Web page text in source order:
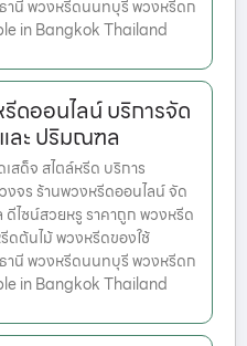
านี พวงหรีดนนทบุรี พวงหรีดก
in Bangkok Thailand
ดออนไลน์ บริการจัด
ละ ปริมณฑล
ด็จ สไตล์หรีด บริการ
จร ร้านพวงหรีดออนไลน์ จัด
ไซน์สวยหรู ราคาถูก พวงหรีด
ต้นไม้ พวงหรีดของใช้
านี พวงหรีดนนทบุรี พวงหรีดก
in Bangkok Thailand